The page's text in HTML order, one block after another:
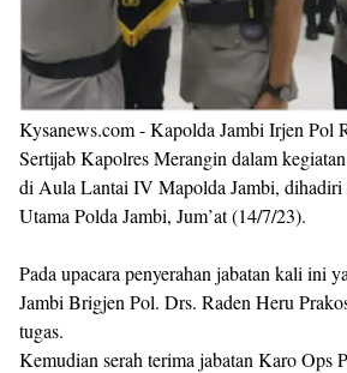
Kysanews.com - Kapolda Jambi Irjen Pol
Sertijab Kapolres Merangin dalam
di Aula Lantai IV Mapolda Jambi, dihadiri
Utama Polda Jambi, Jum’at (14/7/23).
Pada upacara penyerahan jabatan kali ini
Jambi Brigjen Pol. Drs. Raden Heru
tugas.
Kemudian serah terima jabatan Karo Ops